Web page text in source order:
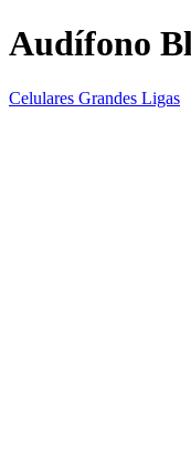
Audífono
Celulares Grandes Ligas